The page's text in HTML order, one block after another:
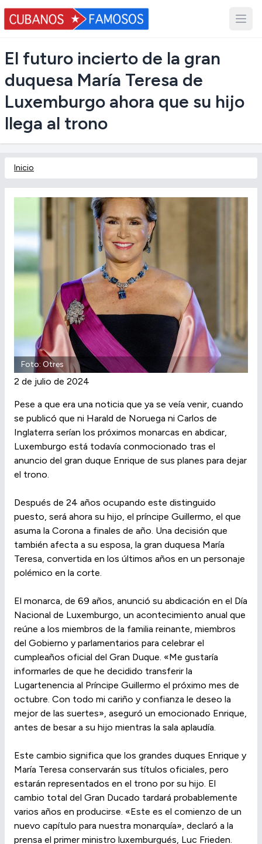
El futuro incierto de la gran
duquesa María Teresa de
Luxemburgo ahora que su hijo
llega al trono
Inicio
Foto: Otres
2 de julio de 2024
Pese a que era una noticia que ya se veía venir, cuando
se publicó que ni Harald de Noruega ni Carlos de
Inglaterra serían los próximos monarcas en abdicar,
Luxemburgo está todavía conmocionado tras el
anuncio del gran duque Enrique de sus planes para dejar
el trono.
Después de 24 años ocupando este distinguido
puesto, será ahora su hijo, el príncipe Guillermo, el que
asuma la Corona a finales de año. Una decisión que
también afecta a su esposa, la gran duquesa María
Teresa, convertida en los últimos años en un personaje
polémico en la corte.
El monarca, de 69 años, anunció su abdicación en el Día
Nacional de Luxemburgo, un acontecimiento anual que
reúne a los miembros de la familia reinante, miembros
del Gobierno y parlamentarios para celebrar el
cumpleaños oficial del Gran Duque. «Me gustaría
informarles de que he decidido transferir la
Lugartenencia al Príncipe Guillermo el próximo mes de
octubre. Con todo mi cariño y confianza le deseo la
mejor de las suertes», aseguró un emocionado Enrique,
antes de besar a su hijo mientras la sala aplaudía.
Este cambio significa que los grandes duques Enrique y
María Teresa conservarán sus títulos oficiales, pero
estarán representados en el trono por su hijo. El
cambio total del Gran Ducado tardará probablemente
varios años en producirse. «Este es el comienzo de un
nuevo capítulo para nuestra monarquía», declaró a la
prensa el primer ministro luxemburgués, Luc Frieden.